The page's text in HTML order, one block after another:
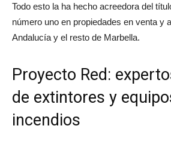
Todo esto la ha hecho acreedora del
número uno en propiedades en venta y
Andalucía y el resto de Marbella.
Proyecto Red:
de extintores y
incendios